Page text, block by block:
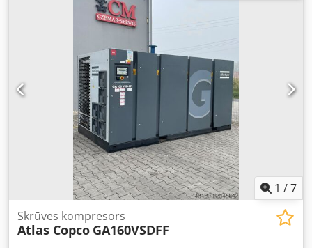
kārtībā, gatavs darbam, ar garantiju. Cena bez PVN: 79 500
PLN Cena ar PVN: 97 785 PLN Djdpfxoyfnwge Adwock
1 /7
Skrūves kompresors
Atlas Copco GA160VSDFF